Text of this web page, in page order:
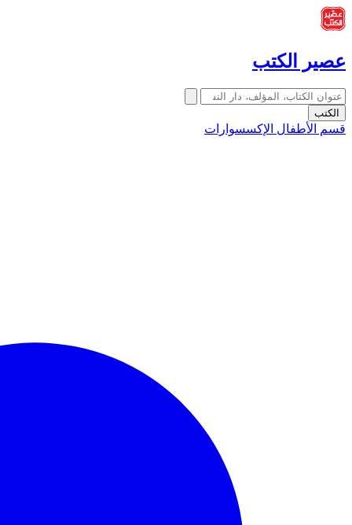
عصير الكتب
الكتب
قسم الأطفال الإكسسوارات